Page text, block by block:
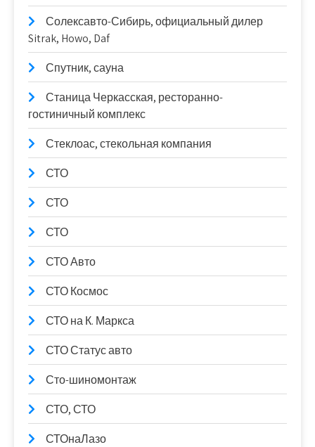
Солексавто-Сибирь, официальный дилер
Sitrak, Howo, Daf
Спутник, сауна
Станица Черкасская, ресторанно-
гостиничный комплекс
Стеклоас, стекольная компания
СТО
СТО
СТО
СТО Авто
СТО Космос
СТО на К. Маркса
СТО Статус авто
Сто-шиномонтаж
СТО, СТО
СТОнаЛазо